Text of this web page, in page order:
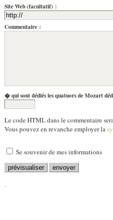
Site Web (facultatif) :
Commentaire :
� qui sont dédiés les quatuors de Mozart
Le code HTML dans le commentaire
Vous pouvez en revanche employer la
Se souvenir de mes informations
.